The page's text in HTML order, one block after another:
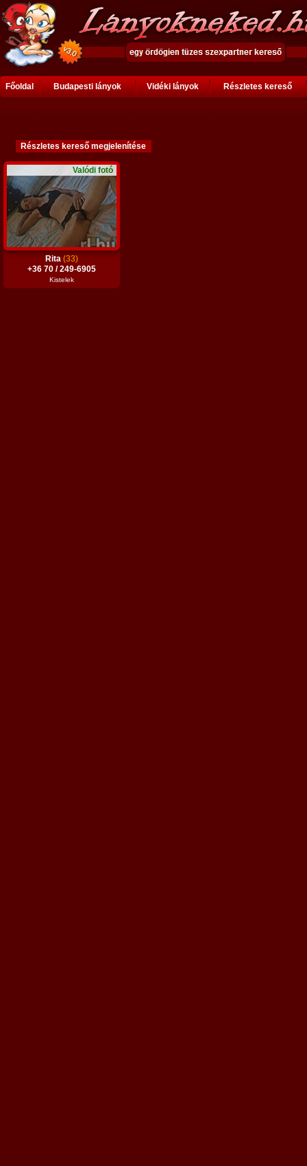
Főoldal Budapesti lányok Vidéki lányok Részletes kereső
Valódi fotó
Rita (33)
+36 70 / 249-6905
Kistelek